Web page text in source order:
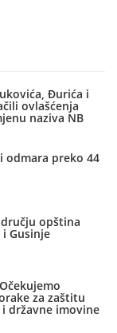
Đurića i
ovlašćenja
naziva NB
odmara preko 44
opština
i Gusinje
za zaštitu
i državne imovine